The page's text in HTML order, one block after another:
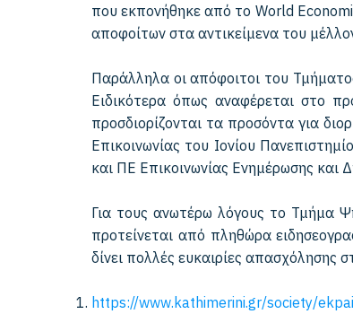
που εκπονήθηκε από το World
αποφοίτων στα αντικείμενα του
Παράλληλα οι απόφοιτοι του
Ειδικότερα όπως αναφέρεται στο
προσδιορίζονται τα προσόντα για
Επικοινωνίας του Ιονίου
και ΠΕ Επικοινωνίας Ενημέρωσης και
Για τους ανωτέρω λόγους το Τμήμα
προτείνεται από πληθώρα
δίνει πολλές ευκαιρίες απασχόλησης
https://www.kathimerini.gr/society/